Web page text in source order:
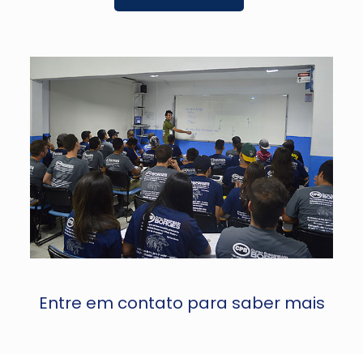
Entre em contato para saber mais